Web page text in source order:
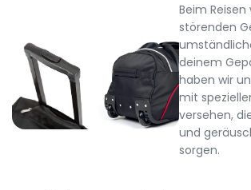
Beim
störenden
deinem
haben wir
mit
versehen,
und
sorgen.